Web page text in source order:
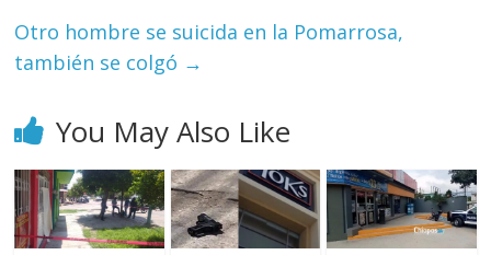
Otro hombre se suicida en la Pomarrosa,
también se colgó →
You May Also Like